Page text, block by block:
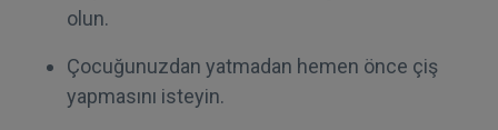
olun.
Çocuğunuzdan yatmadan hemen önce çiş
yapmasını isteyin.